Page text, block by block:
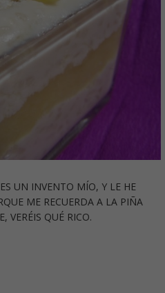
UN INVENTO MÍO, Y LE HE
ME RECUERDA A LA PIÑA
VERÉIS QUÉ RICO.